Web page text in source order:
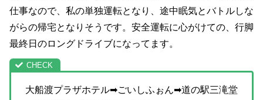
仕事なので、私の単独運転となり、途中眠気とバトルしな
がらの帰宅となりそうです。安全運転に心がけての、行脚
最終日のロングドライブになってます。
大船渡プラザホテル➡ごいしふぉん➡道の駅三滝堂